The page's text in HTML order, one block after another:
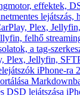
effektek,
Plex,
felhő
a tag-
Plex, Jellyfin,
iPhone-ra
DSD lejátszása